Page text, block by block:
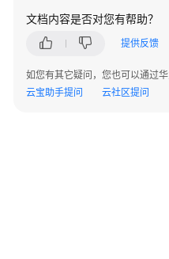
户
最
文档内容是否对您有帮助？
提供反馈
如您有其它疑问，您也可以通过
云宝助手提问
云社区提问